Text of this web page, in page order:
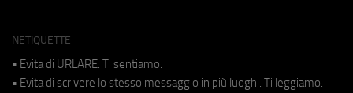
NETIQUETTE
• Evita di URLARE. Ti sentiamo.
• Evita di scrivere lo stesso messaggio in più luoghi. Ti leggiamo.